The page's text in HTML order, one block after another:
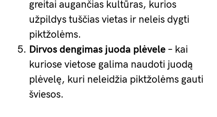
greitai augančias kultūras, kurios
užpildys tuščias vietas ir neleis dygti
piktžolėms.
Dirvos dengimas juoda plėvele – kai
kuriose vietose galima naudoti juodą
plėvelę, kuri neleidžia piktžolėms gauti
šviesos.